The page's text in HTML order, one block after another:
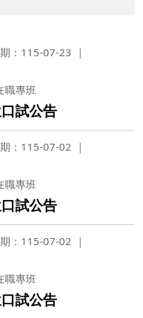
：115-07-23
職專班
試公告
：115-07-02
職專班
試公告
：115-07-02
職專班
試公告